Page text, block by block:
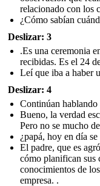
relacionado con los
¿Cómo sabían
Deslizar: 3
.Es una ceremonia
recibidas. Es el 24
Leí que iba a haber
Deslizar: 4
Continúan
Bueno, la verdad
Pero no se mucho
¿papá, hoy en día
El padre, que es
cómo planifican sus
conocimientos de
empresa. .